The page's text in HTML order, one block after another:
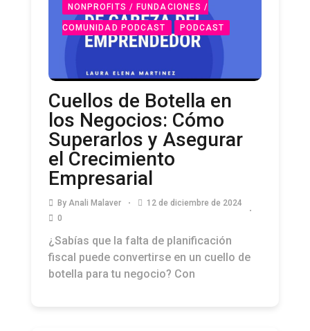
NONPROFITS / FUNDACIONES /
COMUNIDAD PODCAST PODCAST
Cuellos de Botella en
los Negocios: Cómo
Superarlos y Asegurar
el Crecimiento
Empresarial
By Anali Malaver
12 de diciembre de 2024
0
¿Sabías que la falta de planificación
fiscal puede convertirse en un cuello de
botella para tu negocio? Con